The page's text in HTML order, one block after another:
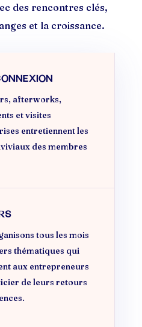
des rencontres clés,
et la croissance.
afterworks,
et visites
entretiennent les
des membres
tous les mois
thématiques qui
aux entrepreneurs
de leurs retours